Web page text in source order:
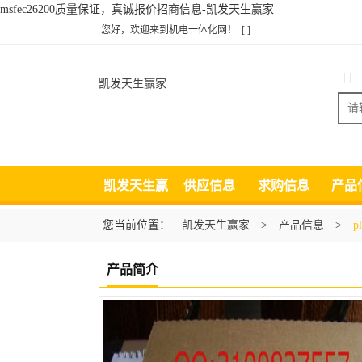
msfec26200质量保证，真诚报价招商信息-凯发天生赢家
您好，欢迎来到机电一体化网！ [ ]
凯发天生赢家
凯发天生赢
家
供应信息 求购信息 产品
您当前位置： 凯发天生赢家 > 产品信息 >
产品简介